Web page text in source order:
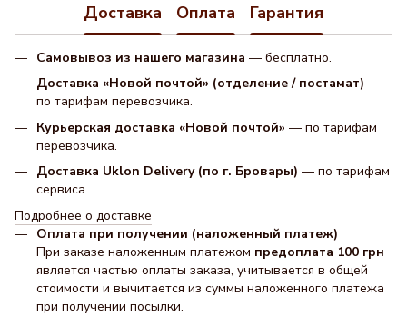
Доставка Оплата Гарантия
Самовывоз из нашего магазина — бесплатно.
Доставка «Новой почтой» (отделение / постамат) —
по тарифам перевозчика.
Курьерская доставка «Новой почтой» — по тарифам
перевозчика.
Доставка Uklon Delivery (по г. Бровары) — по тарифам
сервиса.
Подробнее о доставке
Оплата при получении (наложенный платеж)
При заказе наложенным платежом предоплата 100 грн
является частью оплаты заказа, учитывается в общей
стоимости и вычитается из суммы наложенного платежа
при получении посылки.